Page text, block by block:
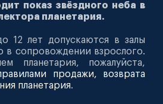
показ звёздного неба в
планетария.
12 лет допускаются в залы
в сопровождении взрослого.
планетария, пожалуйста,
продажи, возврата
планетария.